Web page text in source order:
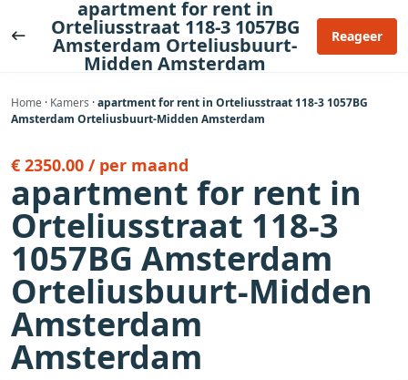
naar
apartment for rent in
Orteliusstraat 118-3 1057BG
Amsterdam Orteliusbuurt-
Midden Amsterdam
Reageer
Home · Kamers ·apartment for rent in Orteliusstraat 118-3 1057BG
Amsterdam Orteliusbuurt-Midden Amsterdam
€ 2350.00 / per maand
apartment for rent in
Orteliusstraat 118-3
1057BG Amsterdam
Orteliusbuurt-Midden
Amsterdam
Amsterdam